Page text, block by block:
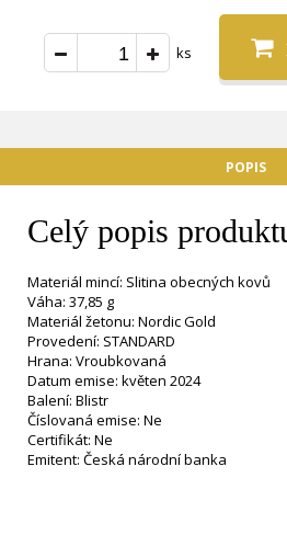
ks
POPIS
Celý popis
Materiál mincí: Slitina obecných kovů
Váha: 37,85 g
Materiál žetonu: Nordic Gold
Provedení: STANDARD
Hrana: Vroubkovaná
Datum emise: květen 2024
Balení: Blistr
Číslovaná emise: Ne
Certifikát: Ne
Emitent: Česká národní banka